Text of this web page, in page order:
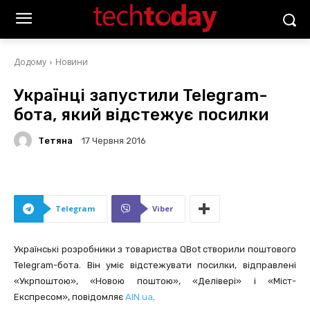
Додому Новини
Українці запустили Telegram-
бота, який відстежує посилки
Тетяна 17 Червня 2016
Telegram Viber
Українські розробники з товариства QBot створили поштового
Telegram-бота. Він уміє відстежувати посилки, відправлені
«Укрпоштою», «Новою поштою», «Делівері» і «Міст-
Експресом», повідомляє AIN.ua.